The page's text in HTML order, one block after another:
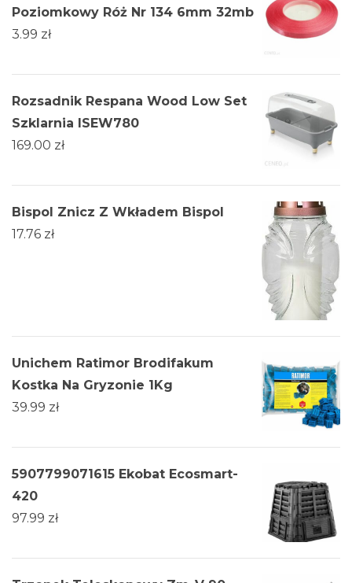
Poziomkowy Róż Nr 134 6mm 32mb
3.99 zł
Rozsadnik Respana Wood Low Set
Szklarnia ISEW780
169.00 zł
Bispol Znicz Z Wkładem Bispol
17.76 zł
Unichem Ratimor Brodifakum
Kostka Na Gryzonie 1Kg
39.99 zł
5907799071615 Ekobat Ecosmart-
420
97.99 zł